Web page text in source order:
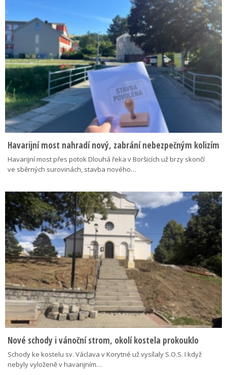
Havarijní most nahradí nový, zabrání nebezpečným kolizím
Havarijní most přes potok Dlouhá řeka v Boršicích už brzy skončí
ve sběrných surovinách, stavba nového…
Nové schody i vánoční strom, okolí kostela prokouklo
Schody ke kostelu sv. Václava v Korytné už vysílaly S.O.S. I když
nebyly vyloženě v havarijním…